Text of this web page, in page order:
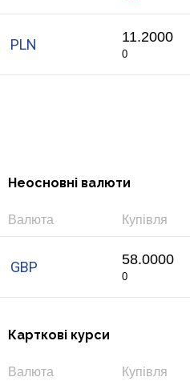
Депозити юр. осіб
Кредити для бізнеса
Відділення і банкомати
Інтернет-банкінг
Банки-партнери
Акції
Рахунки для бізнесу
PLN 11.2000
0
Неосновні валюти
Валюта Купівля
GBP 58.0000
0
Карткові курси
Валюта Купівля